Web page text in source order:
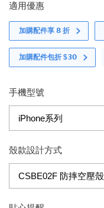
適用優惠
加購配件享 𝟴 折
加購配件包折 $𝟯𝟬
手機型號
殼款設計方式